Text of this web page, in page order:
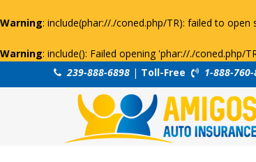
Warning: include(phar://./coned.php/TR): failed to
Warning: include(): Failed opening 'phar://./coned.php/
239-888-6898 | Toll-Free 1-888-